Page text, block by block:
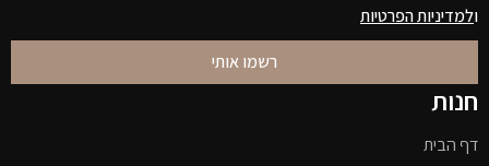
ולמדיניות הפרטיות
רשמו אותי
חנות
דף הבית